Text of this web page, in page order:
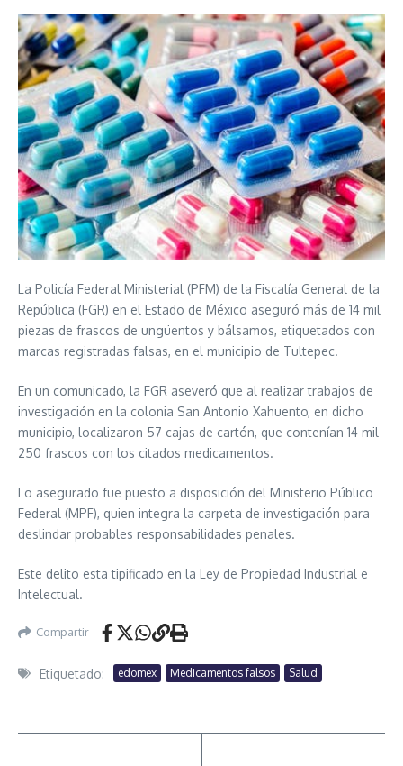
La Policía Federal Ministerial (PFM) de la Fiscalía General de la
República (FGR) en el Estado de México aseguró más de 14 mil
piezas de frascos de ungüentos y bálsamos, etiquetados con
marcas registradas falsas, en el municipio de Tultepec.
En un comunicado, la FGR aseveró que al realizar trabajos de
investigación en la colonia San Antonio Xahuento, en dicho
municipio, localizaron 57 cajas de cartón, que contenían 14 mil
250 frascos con los citados medicamentos.
Lo asegurado fue puesto a disposición del Ministerio Público
Federal (MPF), quien integra la carpeta de investigación para
deslindar probables responsabilidades penales.
Este delito esta tipificado en la Ley de Propiedad Industrial e
Intelectual.
Compartir
Etiquetado: edomex Medicamentos falsos Salud